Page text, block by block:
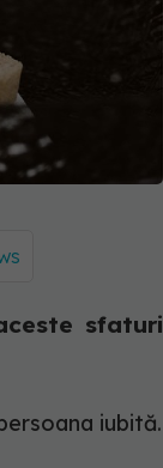
sfaturi
iubită.